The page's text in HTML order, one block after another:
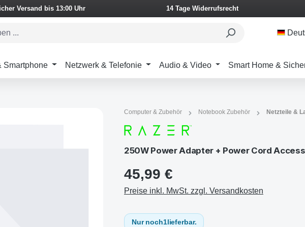
Versand bis 13:00 Uhr 14 Tage Widerrufsrecht
Smartphone Netzwerk & Telefonie Audio & Video Smart Home &
Computer & Zubehör Notebook Zubehör Netzteile &
250W Power Adapter + Power Cord
45,99 €
Preise inkl. MwSt. zzgl. Versandkosten
Nur noch1lieferbar.